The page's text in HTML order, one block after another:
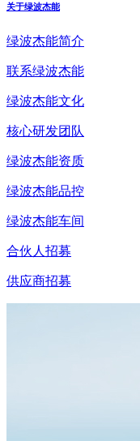
关于绿波杰能
绿波杰能简介
联系绿波杰能
绿波杰能文化
核心研发团队
绿波杰能资质
绿波杰能品控
绿波杰能车间
合伙人招募
供应商招募